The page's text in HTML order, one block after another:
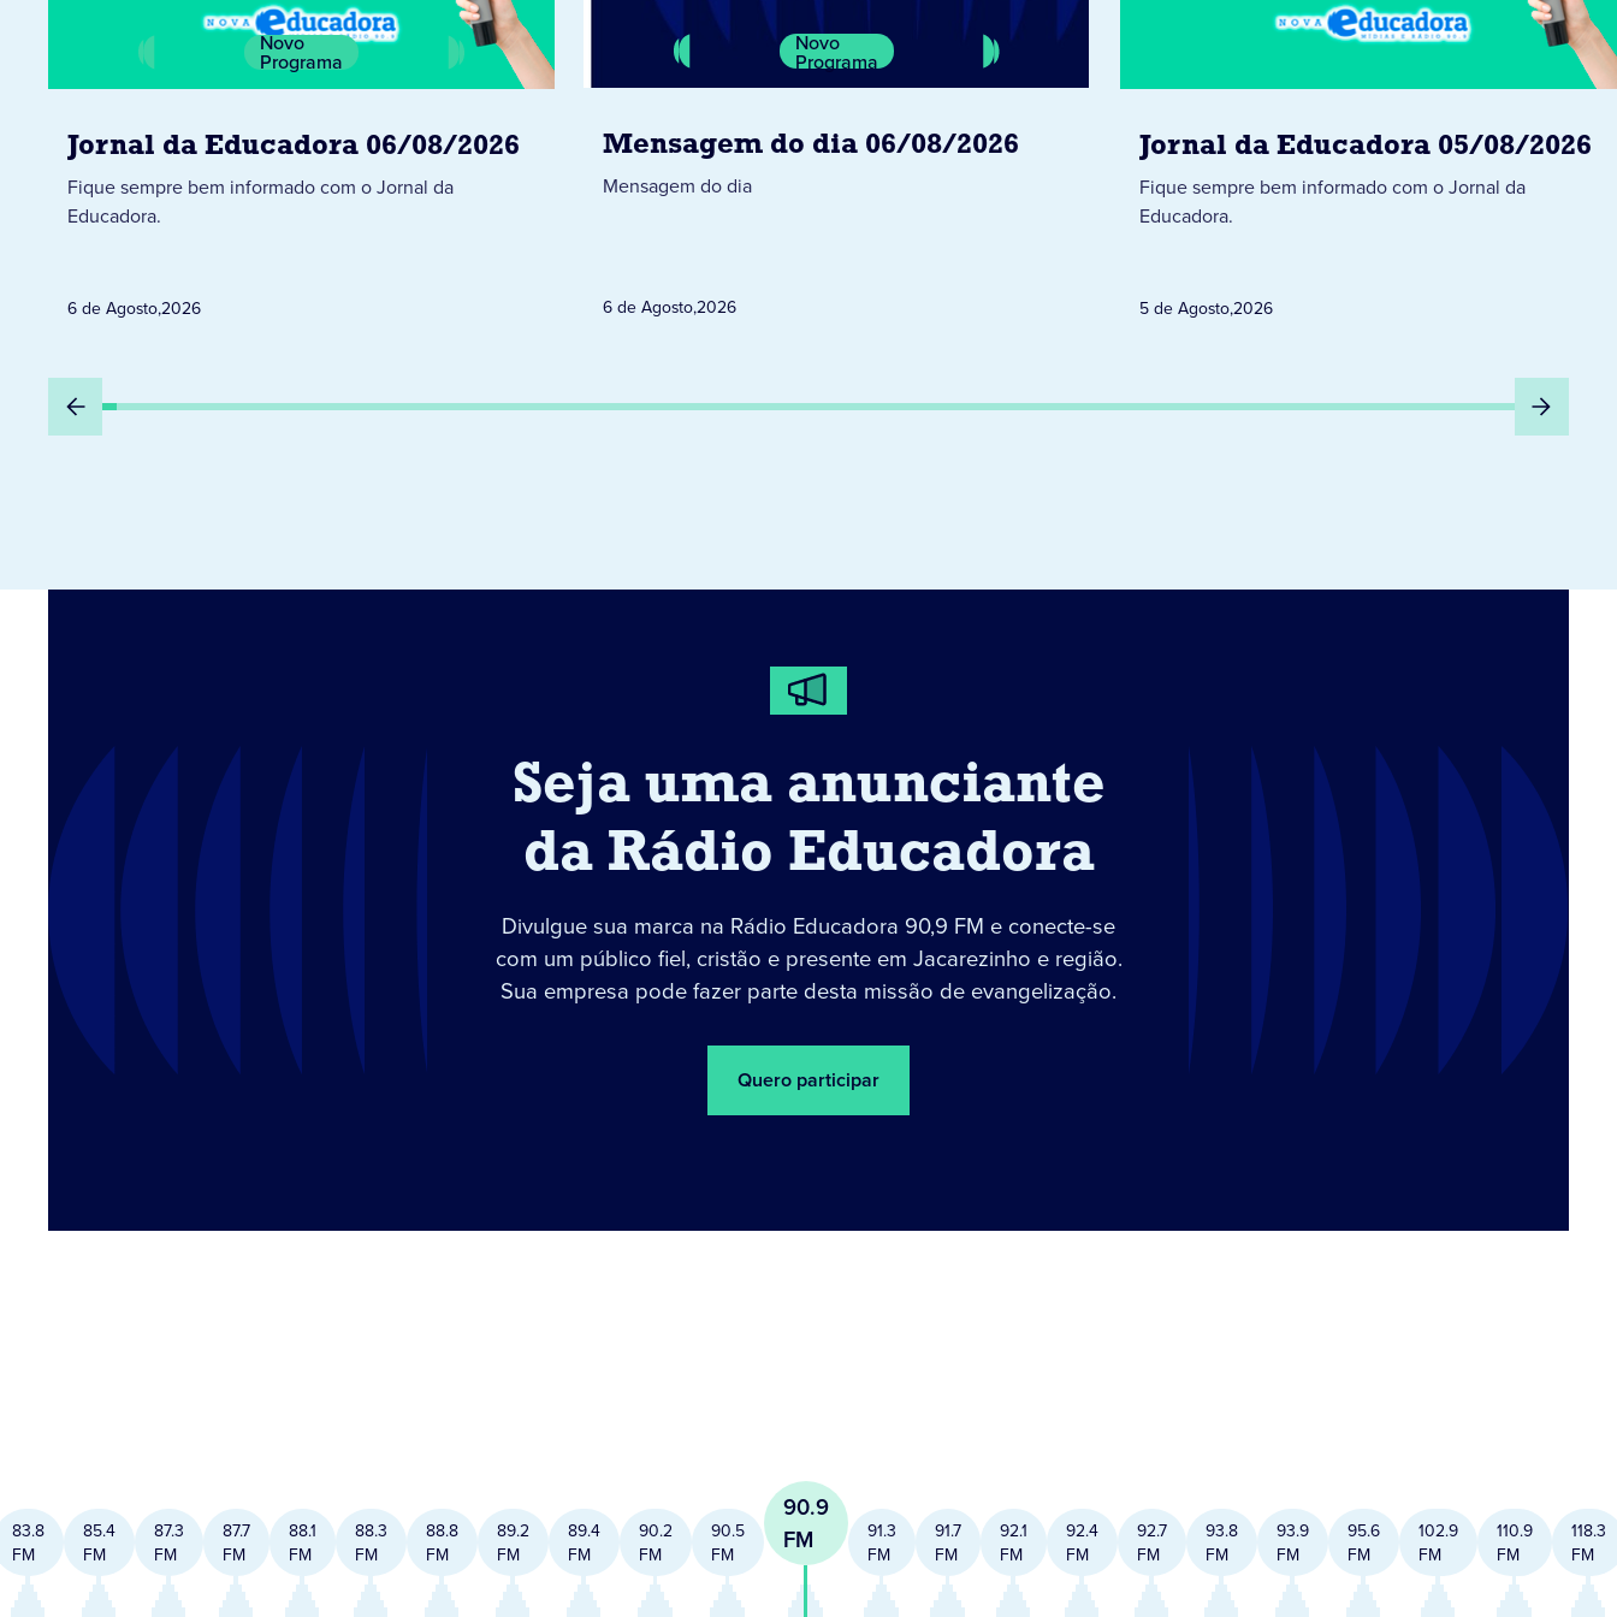
Novo
Programa
Jornal da Educadora 06/08/2026
Fique sempre bem informado com o Jornal da
Educadora.
6 de Agosto,2026
Novo
Programa
Mensagem do dia 06/08/2026
Mensagem do dia
6 de Agosto,2026
Jornal da Educadora 05/08/2026
Fique sempre bem informado com o Jornal da
Educadora.
5 de Agosto,2026
Seja uma anunciante
da Rádio Educadora
Divulgue sua marca na Rádio Educadora 90,9 FM e conecte-se
com um público fiel, cristão e presente em Jacarezinho e região.
Sua empresa pode fazer parte desta missão de evangelização.
Quero participar
83.8
FM
85.4
FM
87.3
FM
87.7
FM
88.1
FM
88.3
FM
88.8
FM
89.2
FM
89.4
FM
90.2
FM
90.5
FM
90.9
FM
91.3
FM
91.7
FM
92.1
FM
92.4
FM
92.7
FM
93.8
FM
93.9
FM
95.6
FM
102.9
FM
110.9
FM
118.3
FM